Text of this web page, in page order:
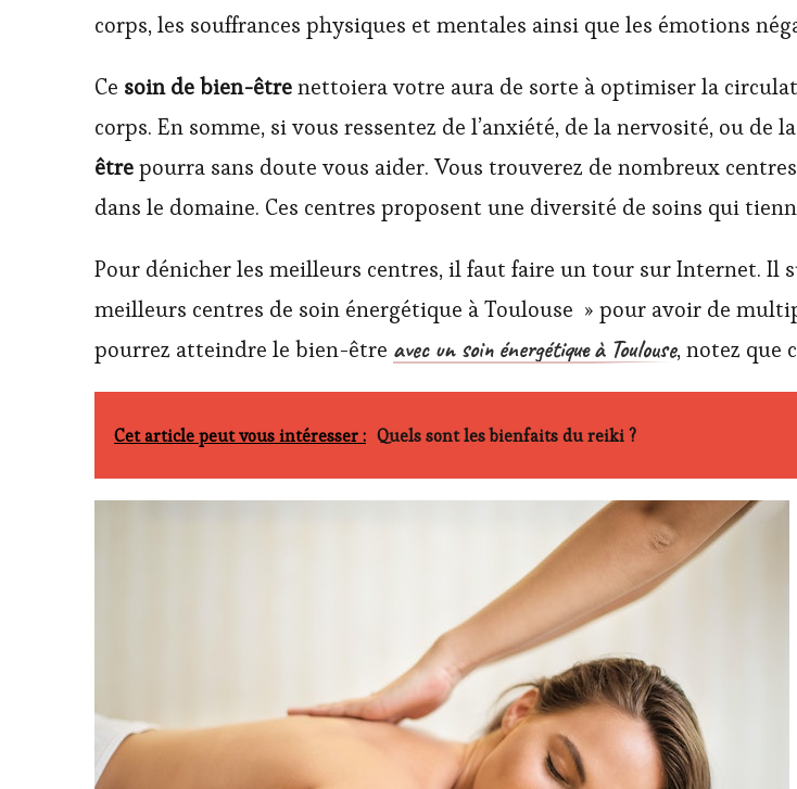
corps, les souffrances physiques et mentales ainsi que les émotions
Ce soin de bien-êtrenettoiera votre aura de sorte à optimiser la
corps. En somme, si vous ressentez de l’anxiété, de la nervosité, ou de
êtrepourra sans doute vous aider. Vous trouverez de nombreux
dans le domaine. Ces centres proposent une diversité de soins qui
Pour dénicher les meilleurs centres, il faut faire un tour sur Internet. Il
meilleurs centres de soin énergétique à Toulouse » pour avoir de
pourrez atteindre le bien-être avec un soin énergétique à Toulouse, notez que
Cet article peut vous intéresser : Quels sont les bienfaits du reiki ?